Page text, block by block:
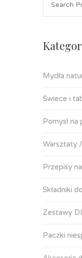
Mydła
Świece i
Pomysł na
Warsztaty
Przepisy
Składniki
Zestawy
Paczki